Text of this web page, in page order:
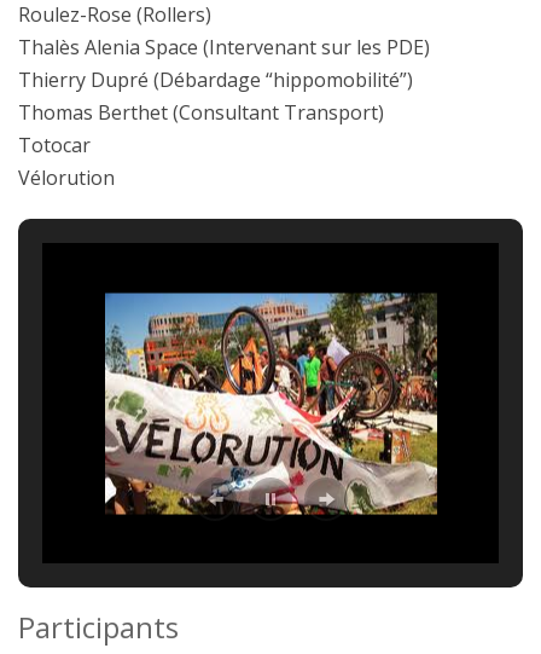
Roulez-Rose (Rollers)
Thalès Alenia Space (Intervenant sur les PDE)
Thierry Dupré (Débardage “hippomobilité”)
Thomas Berthet (Consultant Transport)
Totocar
Vélorution
Participants